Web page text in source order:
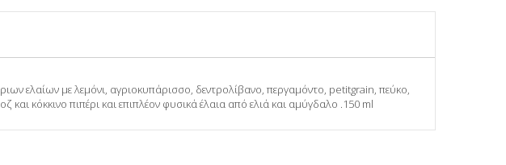
ελαίων με λεμόνι, αγριοκυπάρισσο, δεντρολίβανο, περγαμόντο, petitgrain, πεύκο,
κόκκινο πιπέρι και επιπλέον φυσικά έλαια από ελιά και αμύγδαλο .150 ml